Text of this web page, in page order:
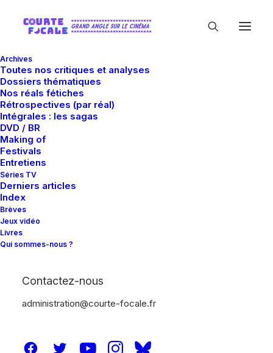
Archives
Toutes nos critiques et analyses
Dossiers thématiques
Nos réals fétiches
Rétrospectives (par réal)
Intégrales : les sagas
DVD / BR
Making of
Festivals
Entretiens
Séries TV
Derniers articles
Index
Brèves
Jeux vidéo
Livres
Qui sommes-nous ?
Contactez-nous
administration@courte-focale.fr